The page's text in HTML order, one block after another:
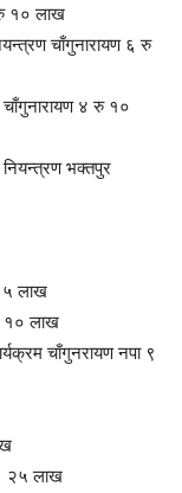
रु १० लाख
चाँगुनारायण ६ रु
४ रु १०
नियन्त्रण भक्तपुर
५ लाख
१० लाख
चाँगुनरायण नपा ९
२५ लाख